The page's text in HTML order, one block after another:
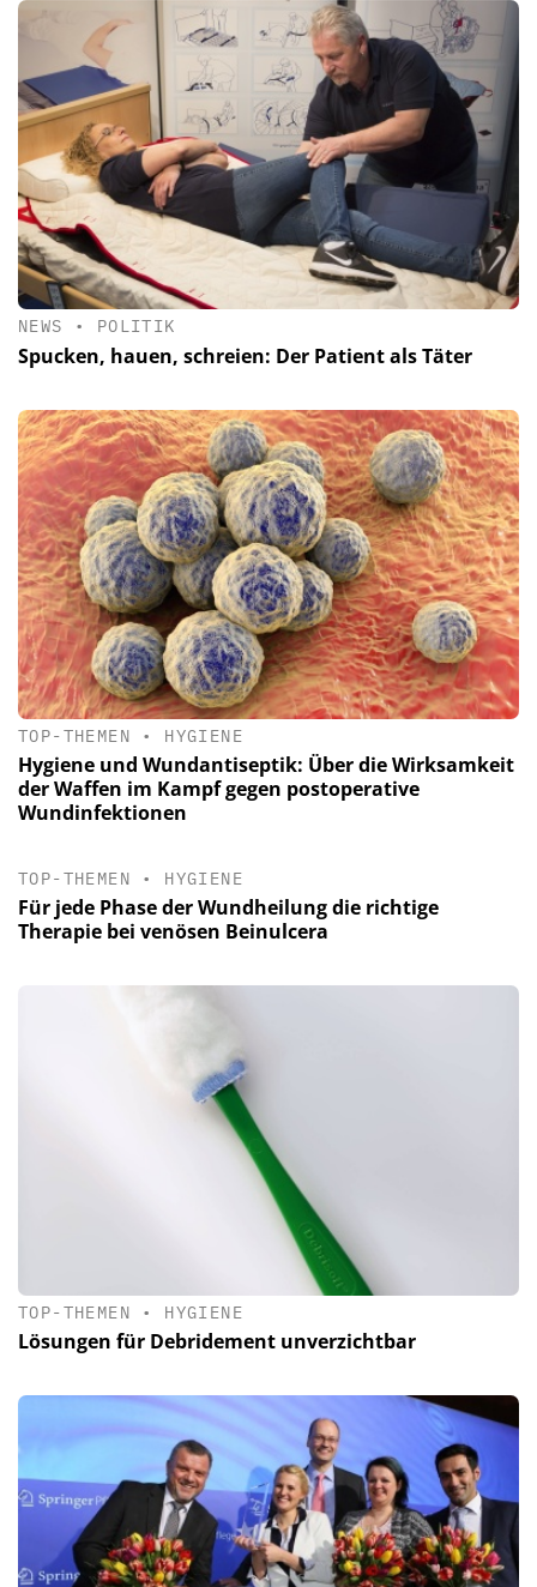
NEWS • POLITIK
Spucken, hauen, schreien: Der Patient als Täter
TOP-THEMEN • HYGIENE
Hygiene und Wundantiseptik: Über die Wirksamkeit
der Waffen im Kampf gegen postoperative
Wundinfektionen
TOP-THEMEN • HYGIENE
Für jede Phase der Wundheilung die richtige
Therapie bei venösen Beinulcera
TOP-THEMEN • HYGIENE
Lösungen für Debridement unverzichtbar